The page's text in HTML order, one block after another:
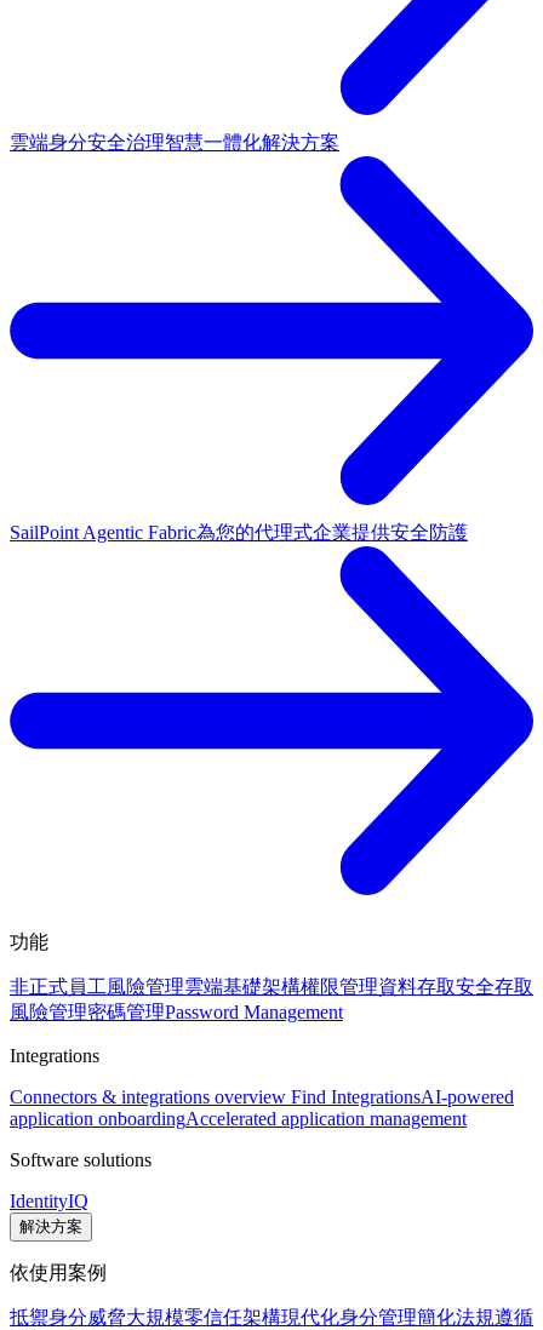
雲端身分安全治理智慧一體化解決方案
SailPoint Agentic Fabric為您的代理式企業提供安全防護
功能
非正式員工風險管理雲端基礎架構權限管理資料存取安全存取
風險管理密碼管理Password Management
Integrations
Connectors & integrations overview Find IntegrationsAI-powered
application onboardingAccelerated application management
Software solutions
IdentityIQ
解決方案
依使用案例
抵禦身分威脅大規模零信任架構現代化身分管理簡化法規遵循